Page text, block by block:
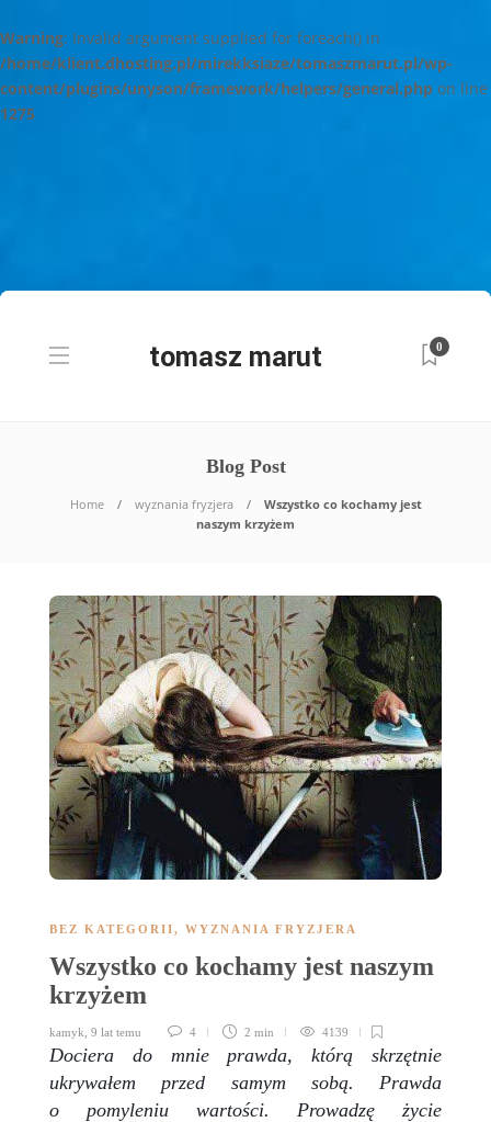
Warning: Invalid argument supplied for foreach() in
/home/klient.dhosting.pl/mirekksiaze/tomaszmarut.pl/wp-
content/plugins/unyson/framework/helpers/general.php on line
1275
0
Blog Post
Home wyznania fryzjera
Wszystko co kochamy jest
naszym krzyżem
BEZ KATEGORII, WYZNANIA FRYZJERA
Wszystko co kochamy jest naszym
krzyżem
kamyk 9 lat temu 4 2 min 4139
Dociera do mnie prawda, którą skrzętnie
ukrywałem przed samym sobą. Prawda
o pomyleniu wartości. Prowadzę życie